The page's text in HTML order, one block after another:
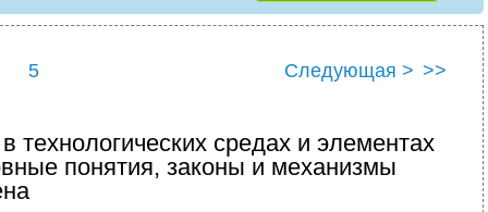
5 Следующая > >>
средах и элементах
понятия, законы и механизмы